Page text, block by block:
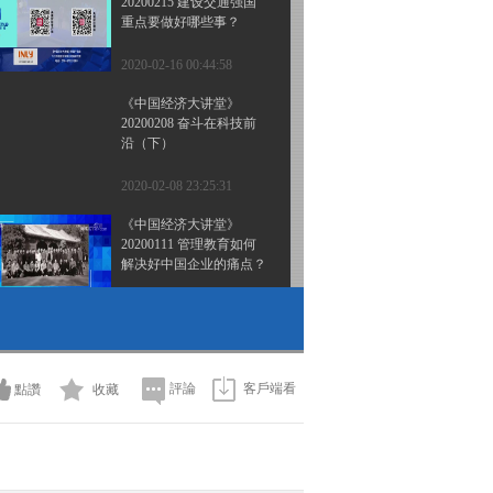
重点要做好哪些事？
2020-02-16 00:44:58
《中国经济大讲堂》
20200208 奋斗在科技前
沿（下）
2020-02-08 23:25:31
《中国经济大讲堂》
20200111 管理教育如何
解决好中国企业的痛点？
助力健康中国建设？
2020-01-05 00:28:29
20191228 破解能源危机
點讚 收藏 評論 客戶端看